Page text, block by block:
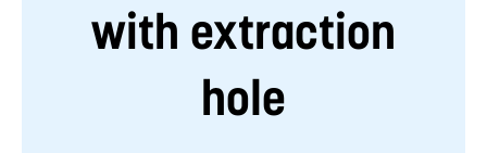
with extraction
hole